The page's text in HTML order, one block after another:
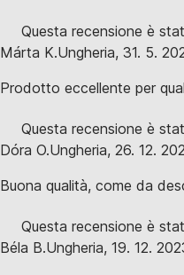
Questa recensione è
Márta K.Ungheria, 31. 5.
Prodotto eccellente per
Questa recensione è
Dóra O.Ungheria, 26. 12.
Buona qualità, come da
Questa recensione è
Béla B.Ungheria, 19. 12.